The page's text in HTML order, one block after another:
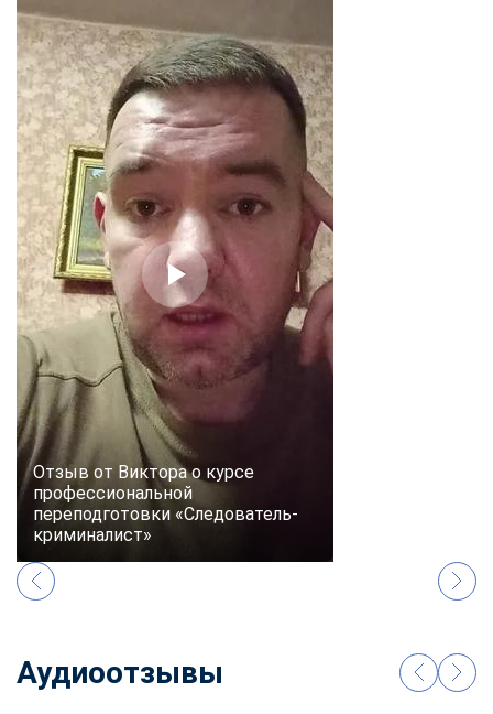
Отзыв от Виктора о курсе
профессиональной
переподготовки «Следователь-
криминалист»
Аудиоотзывы